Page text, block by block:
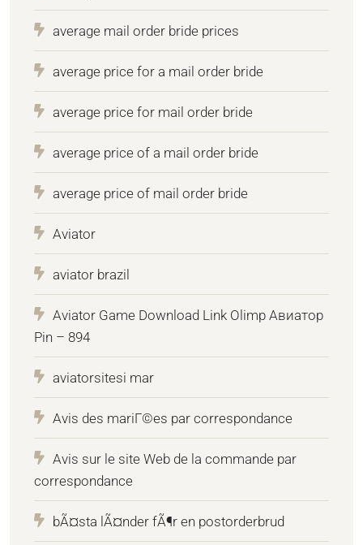
average mail order bride prices
average price for a mail order bride
average price for mail order bride
average price of a mail order bride
average price of mail order bride
Aviator
aviator brazil
Aviator Game Download Link Olimp Авиатор
Pin – 894
aviatorsitesi mar
Avis des mariГ©es par correspondance
Avis sur le site Web de la commande par
correspondance
bÃ¤sta lÃ¤nder fÃ¶r en postorderbrud